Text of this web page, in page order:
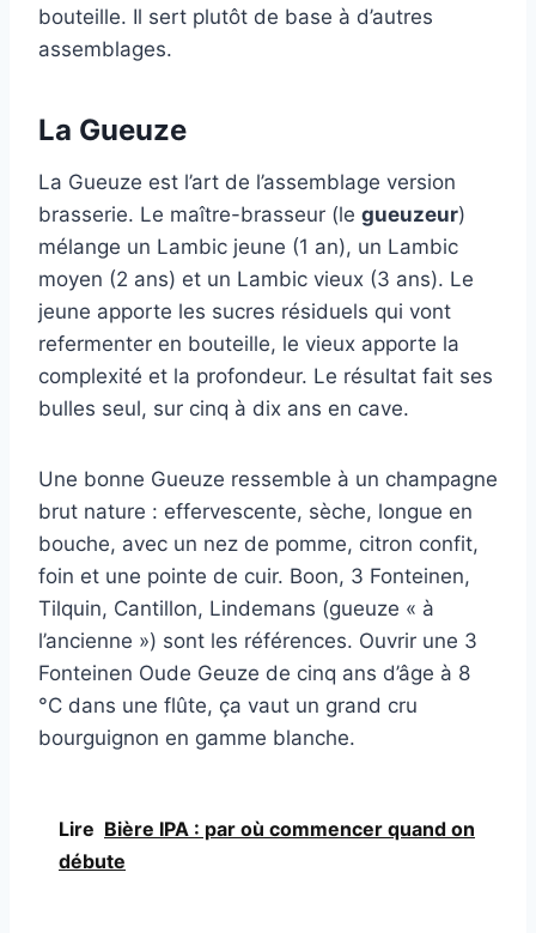
bouteille. Il sert plutôt de base à d’autres
assemblages.
La Gueuze
La Gueuze est l’art de l’assemblage version
brasserie. Le maître-brasseur (le gueuzeur)
mélange un Lambic jeune (1 an), un Lambic
moyen (2 ans) et un Lambic vieux (3 ans). Le
jeune apporte les sucres résiduels qui vont
refermenter en bouteille, le vieux apporte la
complexité et la profondeur. Le résultat fait ses
bulles seul, sur cinq à dix ans en cave.
Une bonne Gueuze ressemble à un champagne
brut nature : effervescente, sèche, longue en
bouche, avec un nez de pomme, citron confit,
foin et une pointe de cuir. Boon, 3 Fonteinen,
Tilquin, Cantillon, Lindemans (gueuze « à
l’ancienne ») sont les références. Ouvrir une 3
Fonteinen Oude Geuze de cinq ans d’âge à 8
°C dans une flûte, ça vaut un grand cru
bourguignon en gamme blanche.
Lire Bière IPA : par où commencer quand on
débute